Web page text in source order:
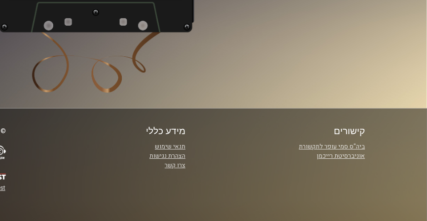
קישורים
ביה"ס סמי עופר לתקשורת
אוניברסיטת רייכמן
מידע כללי
תנאי שימוש
הצהרת נגישות
צרו קשר
©